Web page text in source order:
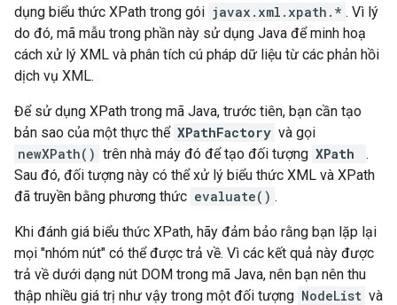
dụng biểu thức XPath trong gói javax.xml.xpath.* . Vì lý
do đó, mã mẫu trong phần này sử dụng Java để minh hoạ
cách xử lý XML và phân tích cú pháp dữ liệu từ các phản hồi
dịch vụ XML.
Để sử dụng XPath trong mã Java, trước tiên, bạn cần tạo
bản sao của một thực thể XPathFactory và gọi
newXPath() trên nhà máy đó để tạo đối tượng XPath
.
Sau đó, đối tượng này có thể xử lý biểu thức XML và XPath
đã truyền bằng phương thức evaluate() .
Khi đánh giá biểu thức XPath, hãy đảm bảo rằng bạn lặp lại
mọi "nhóm nút" có thể được trả về. Vì các kết quả này được
trả về dưới dạng nút DOM trong mã Java, nên bạn nên thu
thập nhiều giá trị như vậy trong một đối tượng NodeList và